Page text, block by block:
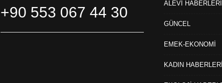
+90 553 067 44 30
ALEVİ HABERLERİ
GÜNCEL
EMEK-EKONOMİ
KADIN HABERLERİ